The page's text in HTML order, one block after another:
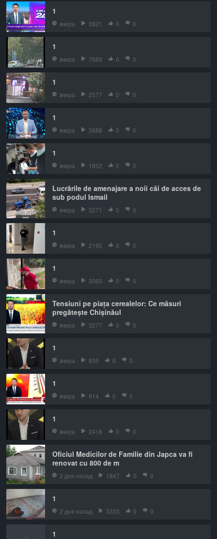
1
вчера 3921 0 0
1
вчера 7889 0 0
1
вчера 2577 0 0
1
вчера 3688 0 0
1
вчера 1852 0 0
Lucrările de amenajare a noii căi de acces de
sub podul Ismail
вчера 3271 0 0
1
вчера 2190 0 0
1
вчера 2063 0 0
Tensiuni pe piața cerealelor: Ce măsuri
pregătește Chișinăul
вчера 3277 0 0
1
вчера 835 0 0
1
вчера 914 0 0
1
вчера 2418 0 0
Oficiul Medicilor de Familie din Japca va fi
renovat cu 800 de m
2 дня назад 1847 0 0
1
2 дня назад 3333 0 0
1